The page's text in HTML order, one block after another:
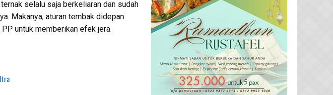
selalu saja berkeliaran dan sudah
Makanya, aturan tembak didepan
untuk memberikan efek jera.